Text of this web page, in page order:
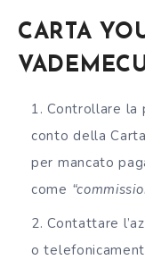
CARTA
Controllare la
conto della
per mancato
come
Contattare
o